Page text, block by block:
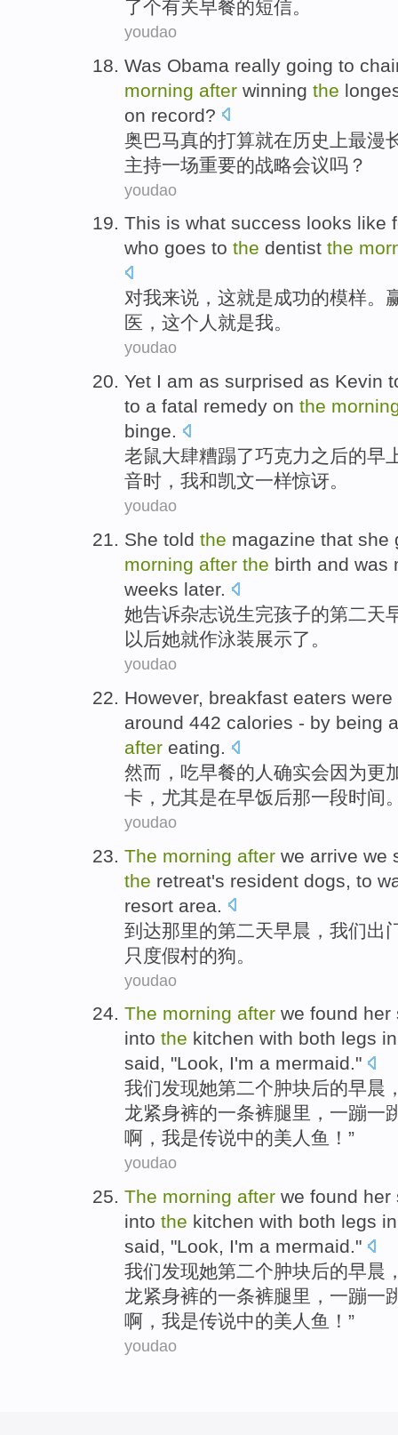
了个有关早餐的短信。
youdao
Was Obama really going to
morning after winning the
on record?
奥巴马真的打算就在历史
上最漫
主持一场重要的战略会议吗？
youdao
This is what success looks like
who goes to the dentist the
对我来说， 这就是成功的模样。
医 ， 这个 人 就是我。
youdao
Yet I am as surprised as Kevin
to a fatal remedy on the
binge.
老鼠大肆糟蹋了巧克力 之后的早
音时 ， 我和凯文一样惊讶。
youdao
She told the magazine that she
morning after the birth and was
weeks later.
她告诉杂志说生完孩子的第二天
以后她就作泳装展示了。
youdao
However, breakfast eaters
around 442 calories - by being
after eating.
然而 ，吃早餐的人确实会因为更
卡 ， 尤其是在早饭 后那一段时间
youdao
The morning after we arrive we
the retreat's resident dogs , to
resort area
到达那里的第二天早晨， 我们出
只度假村的狗 。
youdao
The morning after we found her
into the kitchen with both legs
said, "Look, I'm a mermaid."
我们发现她第二个肿块后的早晨
龙紧身裤的一条裤腿里，一蹦一
啊，我是传说中的美人鱼 ！”
youdao
The morning after we found her
into the kitchen with both legs
said, "Look, I'm a mermaid."
我们发现她第二个肿块后的早晨
龙紧身裤的一条裤腿里，一蹦一
啊，我是传说中的美人鱼 ！”
youdao